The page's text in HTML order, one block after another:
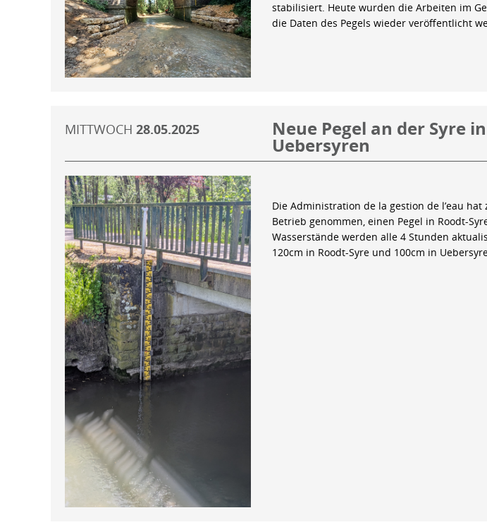
stabilisiert. Heute wurden die Arbeiten im
die Daten des Pegels wieder veröffentlicht
MITTWOCH 28.05.2025 Neue Pegel an der Syre
Uebersyren
Die Administration de la gestion de l’eau hat
Betrieb genommen, einen Pegel in Roodt-
Wasserstände werden alle 4 Stunden
120cm in Roodt-Syre und 100cm in